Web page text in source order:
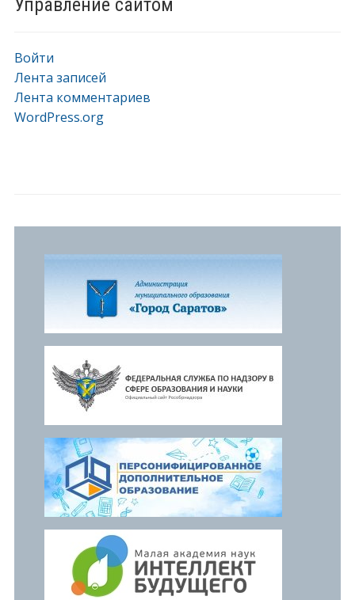
Войти
Лента записей
Лента комментариев
WordPress.org